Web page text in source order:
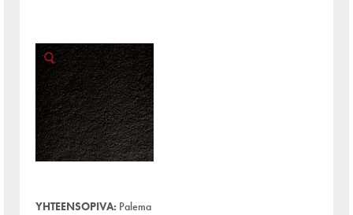
YHTEENSOPIVA: Palema